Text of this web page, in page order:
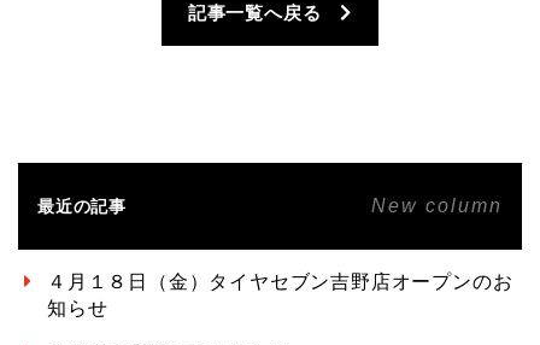
記事一覧へ戻る
最近の記事 New column
４月１８日（金）タイヤセブン吉野店オープンのお
知らせ